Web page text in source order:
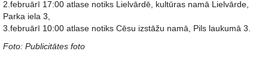
2.februārī 17:00 atlase notiks Lielvārdē, kultūras namā Lielvārde,
Parka iela 3,
3.februārī 10:00 atlase notiks Cēsu izstāžu namā, Pils laukumā 3.
Foto: Publicitātes foto